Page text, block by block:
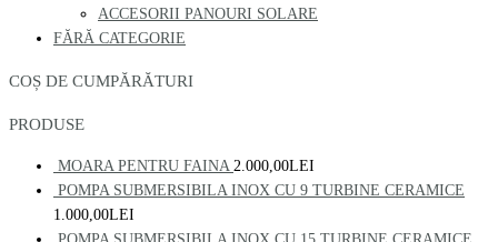
ACCESORII PANOURI SOLARE
FĂRĂ CATEGORIE
COȘ DE CUMPĂRĂTURI
PRODUSE
MOARA PENTRU FAINA 2.000,00LEI
POMPA SUBMERSIBILA INOX CU 9 TURBINE CERAMICE
1.000,00LEI